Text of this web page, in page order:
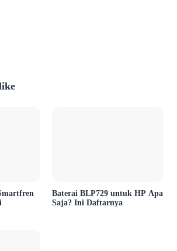
Baterai BLP729 untuk HP Apa
Saja? Ini Daftarnya